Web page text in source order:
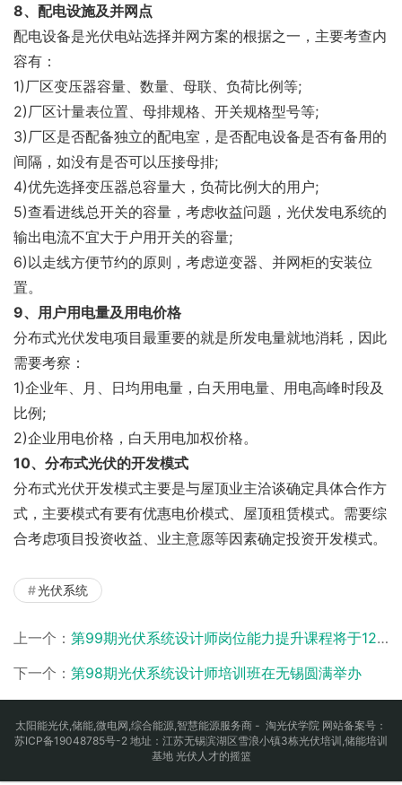
8、配电设施及并网点
配电设备是光伏电站选择并网方案的根据之一，主要考查内
容有：
1)厂区变压器容量、数量、母联、负荷比例等;
2)厂区计量表位置、母排规格、开关规格型号等;
3)厂区是否配备独立的配电室，是否配电设备是否有备用的
间隔，如没有是否可以压接母排;
4)优先选择变压器总容量大，负荷比例大的用户;
5)查看进线总开关的容量，考虑收益问题，光伏发电系统的
输出电流不宜大于户用开关的容量;
6)以走线方便节约的原则，考虑逆变器、并网柜的安装位
置。
9、用户用电量及用电价格
分布式光伏发电项目最重要的就是所发电量就地消耗，因此
需要考察：
1)企业年、月、日均用电量，白天用电量、用电高峰时段及
比例;
2)企业用电价格，白天用电加权价格。
10、分布式光伏的开发模式
分布式光伏开发模式主要是与屋顶业主洽谈确定具体合作方
式，主要模式有要有优惠电价模式、屋顶租赁模式。需要综
合考虑项目投资收益、业主意愿等因素确定投资开发模式。
光伏系统
上一个： 第99期光伏系统设计师岗位能力提升课程将于12月中旬开课
下一个： 第98期光伏系统设计师培训班在无锡圆满举办
太阳能光伏 储能 微电网 综合能源 ,智慧能源服务商 - 淘光伏学院 网站备案号：
苏ICP备19048785号-2 地址：江苏无锡滨湖区雪浪小镇3栋光伏培训,储能培训
基地 光伏人才的摇篮